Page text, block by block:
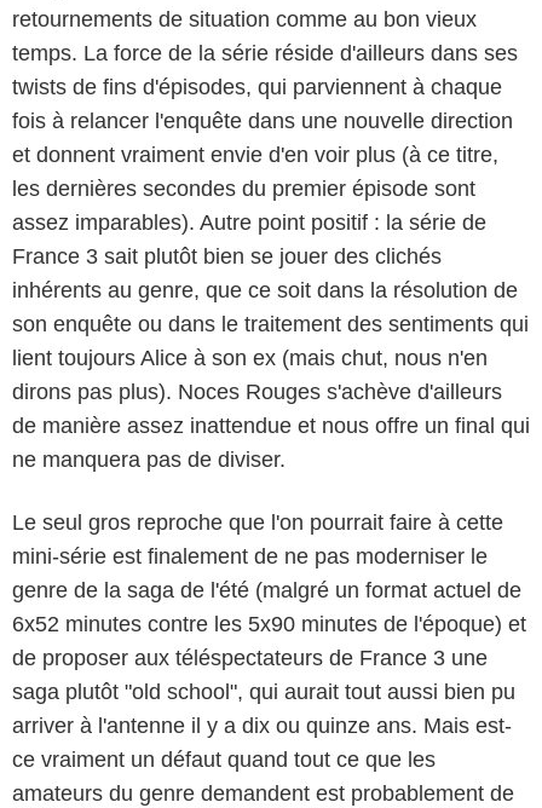
retournements de situation comme au bon vieux
temps. La force de la série réside d'ailleurs dans ses
twists de fins d'épisodes, qui parviennent à chaque
fois à relancer l'enquête dans une nouvelle direction
et donnent vraiment envie d'en voir plus (à ce titre,
les dernières secondes du premier épisode sont
assez imparables). Autre point positif : la série de
France 3 sait plutôt bien se jouer des clichés
inhérents au genre, que ce soit dans la résolution de
son enquête ou dans le traitement des sentiments qui
lient toujours Alice à son ex (mais chut, nous n'en
dirons pas plus). Noces Rouges s'achève d'ailleurs
de manière assez inattendue et nous offre un final qui
ne manquera pas de diviser.
Le seul gros reproche que l'on pourrait faire à cette
mini-série est finalement de ne pas moderniser le
genre de la saga de l'été (malgré un format actuel de
6x52 minutes contre les 5x90 minutes de l'époque) et
de proposer aux téléspectateurs de France 3 une
saga plutôt "old school", qui aurait tout aussi bien pu
arriver à l'antenne il y a dix ou quinze ans. Mais est-
ce vraiment un défaut quand tout ce que les
amateurs du genre demandent est probablement de